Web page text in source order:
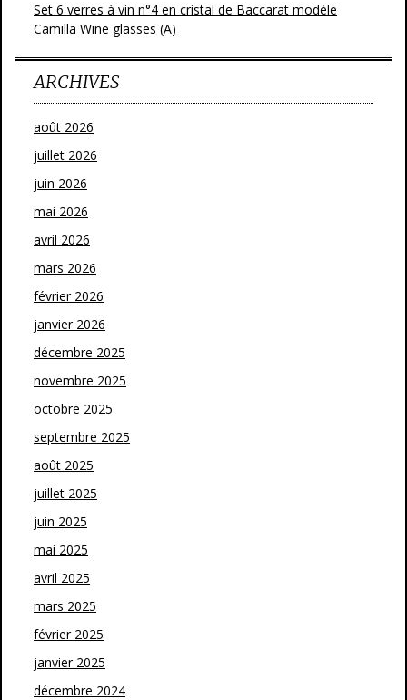
Set 6 verres à vin n°4 en cristal de Baccarat modèle
Camilla Wine glasses (A)
ARCHIVES
août 2026
juillet 2026
juin 2026
mai 2026
avril 2026
mars 2026
février 2026
janvier 2026
décembre 2025
novembre 2025
octobre 2025
septembre 2025
août 2025
juillet 2025
juin 2025
mai 2025
avril 2025
mars 2025
février 2025
janvier 2025
décembre 2024